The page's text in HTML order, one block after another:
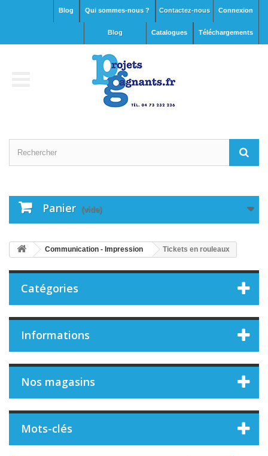
Connexion
Contactez-nous
Qui sommes-nous ?
Blog
Téléchargements
Catalogues
blog
Panier (vide)
Communication - Impression Tickets en rouleaux
Catégories
Informations
Nos magasins
Mots-clés